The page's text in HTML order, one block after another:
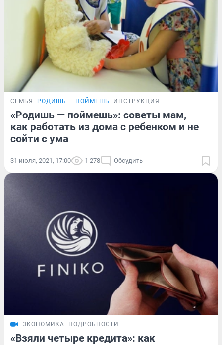
СЕМЬЯ РОДИШЬ — ПОЙМЕШЬ ИНСТРУКЦИЯ
«Родишь — поймешь»: советы мам,
как работать из дома с ребенком и не
сойти с ума
31 июля, 2021, 17:00 1 278 Обсудить
ЭКОНОМИКА ПОДРОБНОСТИ
«Взяли четыре кредита»: как